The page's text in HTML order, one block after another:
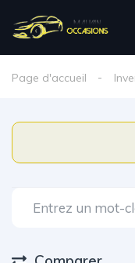
Page d'accueil